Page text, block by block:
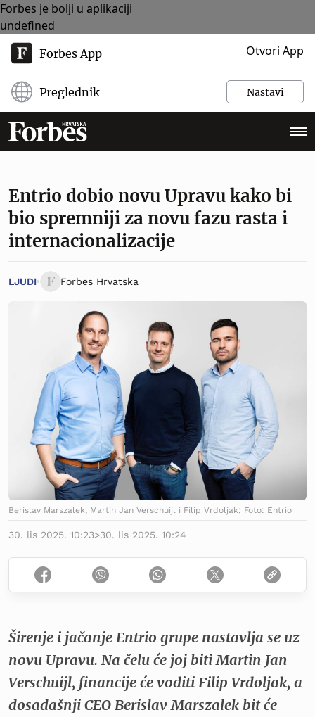
Forbes je bolji u aplikaciji
undefined
Forbes App Otvori App
Preglednik Nastavi
Entrio dobio novu Upravu kako bi
bio spremniji za novu fazu rasta i
internacionalizacije
LJUDI Forbes Hrvatska
Berislav Marszalek, Martin Jan Verschuijl i Filip Vrdoljak; Foto: Entrio
30. lis 2025. 10:23>30. lis 2025. 10:24
Širenje i jačanje Entrio grupe nastavlja se uz
novu Upravu. Na čelu će joj biti Martin Jan
Verschuijl, financije će voditi Filip Vrdoljak, a
dosadašnji CEO Berislav Marszalek bit će